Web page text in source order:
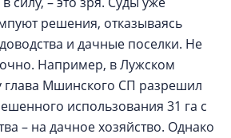
решения, отказываясь
и дачные поселки. Не
Например, в Лужском
глава Мшинского СП разрешил
использования 31 га с
– на дачное хозяйство. Однако